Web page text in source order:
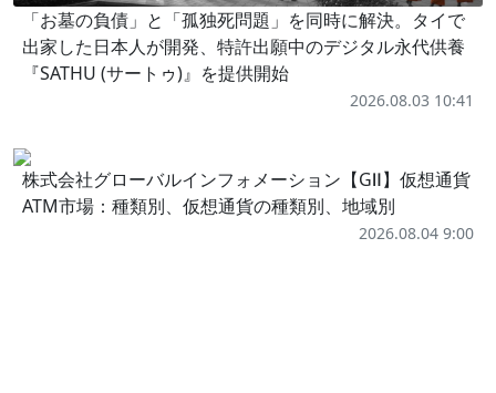
「お墓の負債」と「孤独死問題」を同時に解決。タイで
出家した日本人が開発、特許出願中のデジタル永代供養
『SATHU (サートゥ)』を提供開始
2026.08.03 10:41
株式会社グローバルインフォメーション【GⅡ】仮想通貨
ATM市場：種類別、仮想通貨の種類別、地域別
2026.08.04 9:00